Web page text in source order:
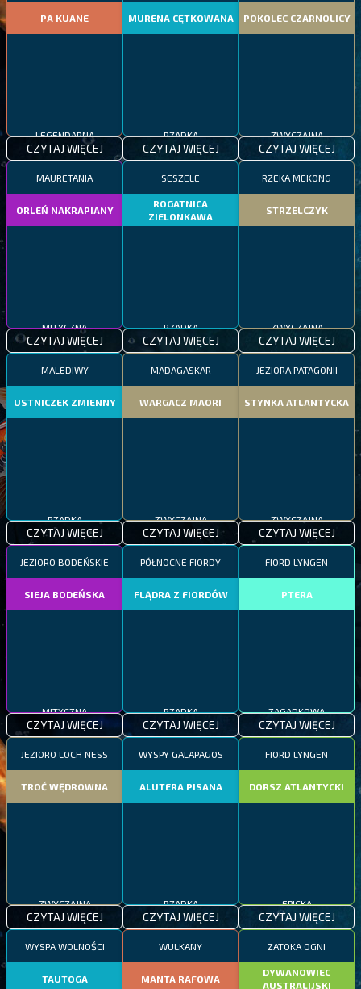
PA KUANE
CZYTAJ WIĘCEJ
MURENA CĘTKOWANA
CZYTAJ WIĘCEJ
POKOLEC CZARNOLICY
ZWYCZAJNA
CZYTAJ WIĘCEJ
MAURETANIA
ORLEŃ NAKRAPIANY
MITYCZNA
CZYTAJ WIĘCEJ
SESZELE
ROGATNICA
ZIELONKAWA
RZADKA
CZYTAJ WIĘCEJ
RZEKA MEKONG
STRZELCZYK
ZWYCZAJNA
CZYTAJ WIĘCEJ
MALEDIWY
USTNICZEK ZMIENNY
RZADKA
CZYTAJ WIĘCEJ
MADAGASKAR
WARGACZ MAORI
ZWYCZAJNA
CZYTAJ WIĘCEJ
JEZIORA PATAGONII
STYNKA ATLANTYCKA
ZWYCZAJNA
CZYTAJ WIĘCEJ
JEZIORO BODEŃSKIE
SIEJA BODEŃSKA
MITYCZNA
CZYTAJ WIĘCEJ
PÓŁNOCNE FIORDY
FLĄDRA Z FIORDÓW
RZADKA
CZYTAJ WIĘCEJ
FIORD LYNGEN
PTERA
ZAGADKOWA
CZYTAJ WIĘCEJ
JEZIORO LOCH NESS
TROĆ WĘDROWNA
ZWYCZAJNA
CZYTAJ WIĘCEJ
WYSPY GALAPAGOS
ALUTERA PISANA
RZADKA
CZYTAJ WIĘCEJ
FIORD LYNGEN
DORSZ ATLANTYCKI
EPICKA
CZYTAJ WIĘCEJ
WYSPA WOLNOŚCI
TAUTOGA
WULKANY
MANTA RAFOWA
ZATOKA OGNI
DYWANOWIEC
AUSTRALIJSKI